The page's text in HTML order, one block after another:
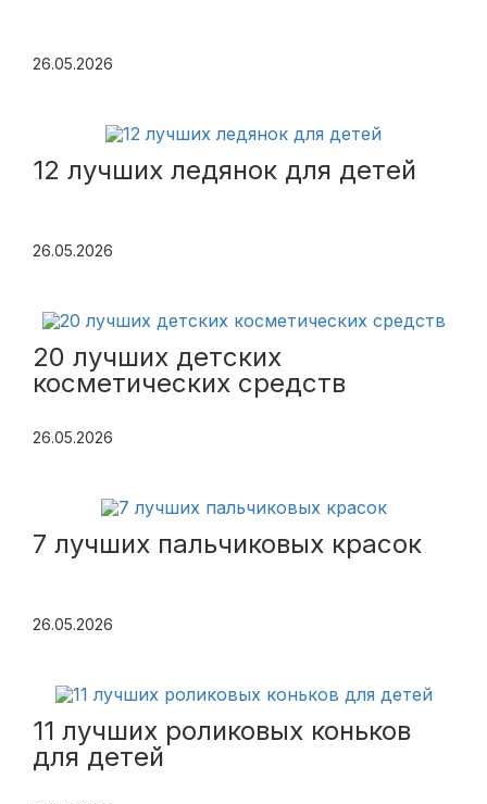
26.05.2026
12 лучших ледянок для детей
26.05.2026
20 лучших детских
косметических средств
26.05.2026
7 лучших пальчиковых красок
26.05.2026
11 лучших роликовых коньков
для детей